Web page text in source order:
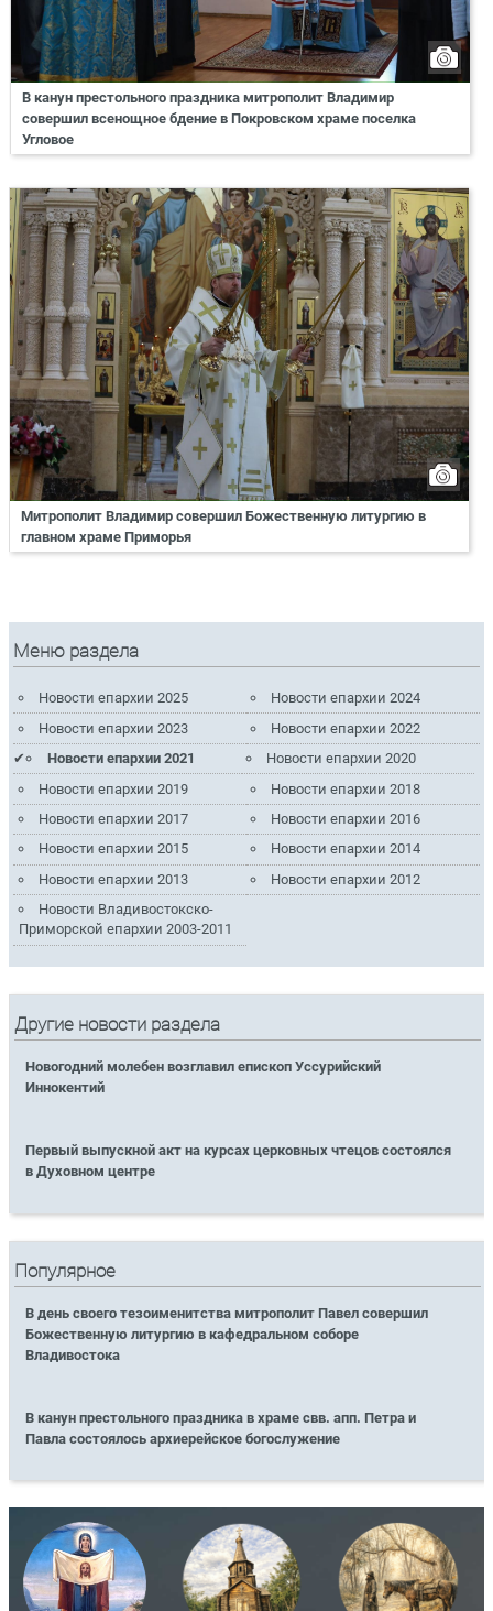
В канун престольного праздника митрополит Владимир
совершил всенощное бдение в Покровском храме поселка
Угловое
Митрополит Владимир совершил Божественную литургию в
главном храме Приморья
Меню раздела
Новости епархии 2025
Новости епархии 2024
Новости епархии 2023
Новости епархии 2022
Новости епархии 2021
Новости епархии 2020
Новости епархии 2019
Новости епархии 2018
Новости епархии 2017
Новости епархии 2016
Новости епархии 2015
Новости епархии 2014
Новости епархии 2013
Новости епархии 2012
Новости Владивостокско-
Приморской епархии 2003-2011
Другие новости раздела
Новогодний молебен возглавил епископ Уссурийский
Иннокентий
Первый выпускной акт на курсах церковных чтецов состоялся
в Духовном центре
Популярное
В день своего тезоименитства митрополит Павел совершил
Божественную литургию в кафедральном соборе
Владивостока
В канун престольного праздника в храме свв. апп. Петра и
Павла состоялось архиерейское богослужение